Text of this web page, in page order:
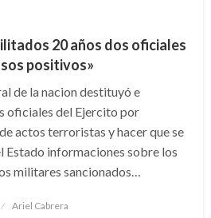
20 años dos oficiales
positivos»
de la nacion destituyó e
oficiales del Ejercito por
actos terroristas y hacer que se
Estado informaciones sobre los
militares sancionados…
Ariel Cabrera